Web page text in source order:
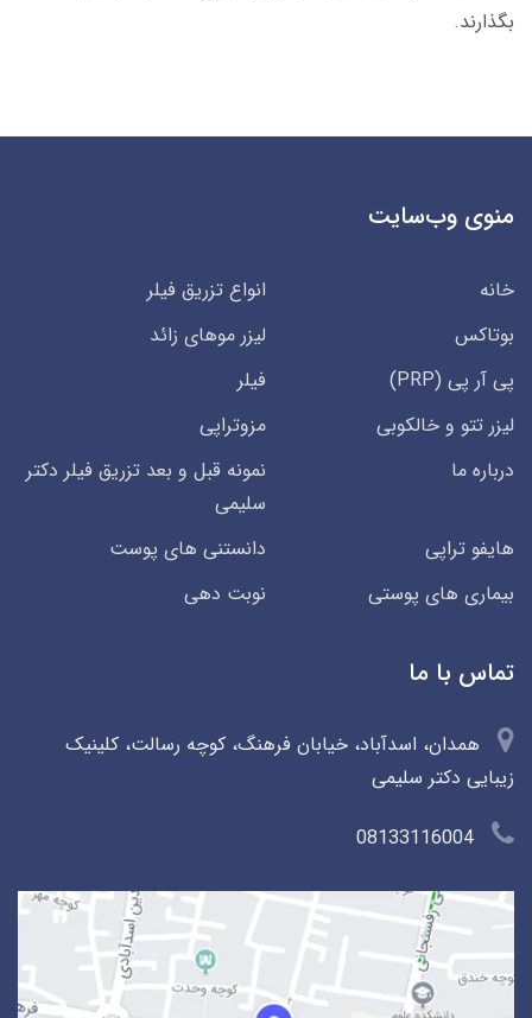
بگذارند.
منوی وب‌سایت
خانه
انواع تزریق فیلر
بوتاکس
لیزر موهای زائد
پی آر پی (PRP)
فیلر
لیزر تتو و خالکوبی
مزوتراپی
درباره ما
نمونه قبل و بعد تزریق فیلر دکتر
سلیمی
هایفو تراپی
دانستنی های پوست
بیماری های پوستی
نوبت دهی
تماس با ما
همدان، اسدآباد، خیابان فرهنگ، کوچه رسالت، کلینیک
زیبایی دکتر سلیمی